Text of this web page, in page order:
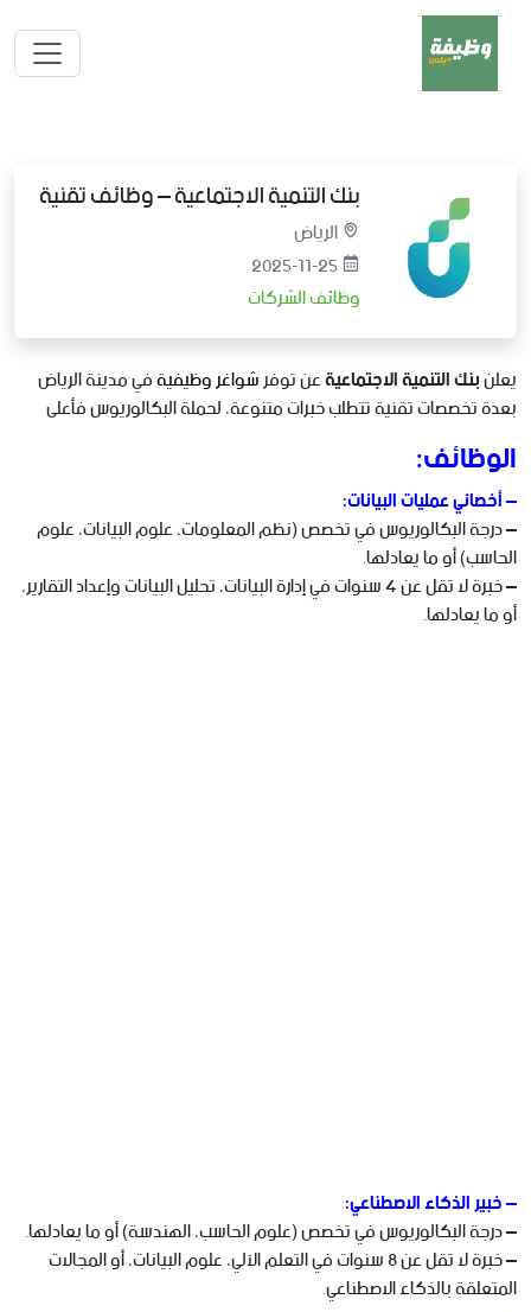
بنك التنمية الاجتماعية – وظائف تقنية
الرياض
2025-11-25
وظائف الشركات
يعلنبنك التنمية الاجتماعيةعن توفرشواغر وظيفيةفي مدينة الرياض
بعدة تخصصات تقنية تتطلب خبرات متنوعة، لحملة البكالوريوس فأعلى
الوظائف:
– أخصائي عمليات البيانات:
– درجة البكالوريوس في تخصص (نظم المعلومات، علوم البيانات، علوم
الحاسب) أو ما يعادلها.
– خبرة لا تقل عن 4 سنوات في إدارة البيانات، تحليل البيانات وإعداد التقارير،
أو ما يعادلها.
– خبير الذكاء الاصطناعي:
– درجة البكالوريوس في تخصص (علوم الحاسب، الهندسة) أو ما يعادلها.
– خبرة لا تقل عن 8 سنوات في التعلم الآلي، علوم البيانات، أو المجالات
المتعلقة بالذكاء الاصطناعي.